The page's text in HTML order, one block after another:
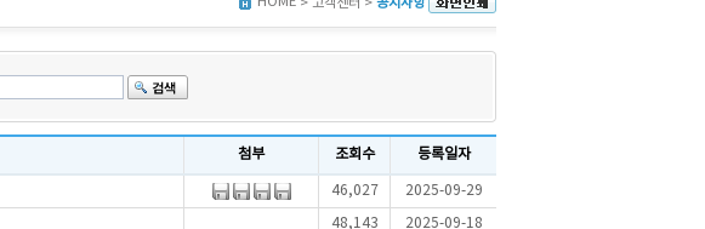
첨부 조회수 등록일자
46,027 2025-09-29
48,143 2025-09-18